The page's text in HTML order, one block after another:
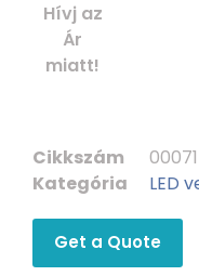
Hívj az
Ár
miatt!
Cikkszám
00071
Kategória
LED
Get a Quote